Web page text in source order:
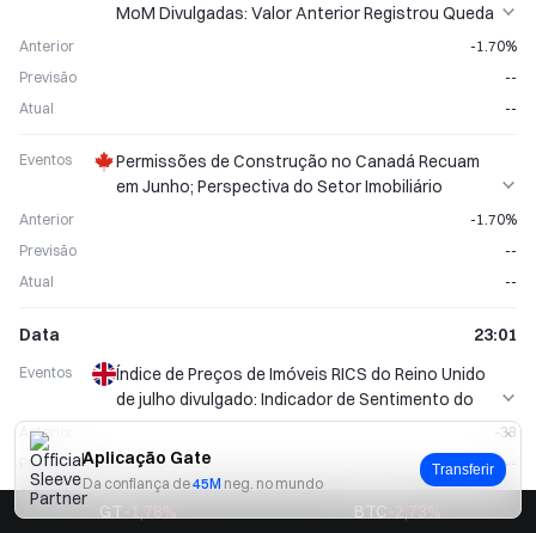
Aplicação Gate
Da confiança de45M neg. no mundo
Transferir
MoM Divulgadas: Valor Anterior Registrou Queda
Anterior
-1.70%
Previsão
--
Atual
--
Eventos
Permissões de Construção no Canadá Recuam
em Junho; Perspectiva do Setor Imobiliário
Anterior
-1.70%
Previsão
--
Atual
--
Data 23:01
Eventos
Índice de Preços de Imóveis RICS do Reino Unido
de julho divulgado: Indicador de Sentimento do
Mercado Imobiliário Publicado
Anterior
-33
Previsão
--
Atual
--
GT-1,78 % BTC-2,73 %